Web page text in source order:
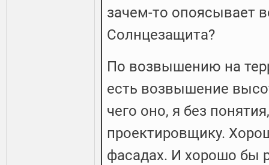
зачем-то опоясывает
Солнцезащита?
По возвышению на
есть возвышение
чего оно, я без
проектировщику.
фасадах. И хорошо бы